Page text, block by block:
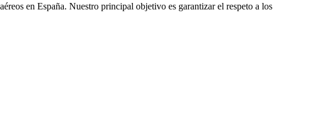
en España. Nuestro principal objetivo es garantizar el respeto a los